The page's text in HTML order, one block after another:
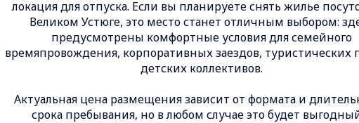
локация для отпуска. Если вы планируете снять жилье
Великом Устюге, это место станет отличным выбором:
предусмотрены комфортные условия для семейного
времяпровождения, корпоративных заездов, туристических
детских коллективов.
Актуальная цена размещения зависит от формата и
срока пребывания, но в любом случае это будет